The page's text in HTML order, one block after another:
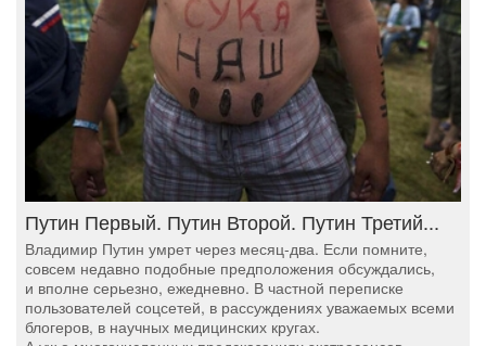
Путин Первый. Путин Второй. Путин Третий...
Владимир Путин умрет через месяц-два. Если помните,
совсем недавно подобные предположения обсуждались,
и вполне серьезно, ежедневно. В частной переписке
пользователей соцсетей, в рассуждениях уважаемых всеми
блогеров, в научных медицинских кругах.